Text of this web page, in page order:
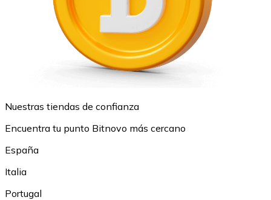
Nuestras tiendas de confianza
Encuentra tu punto Bitnovo más cercano
España
Italia
Portugal